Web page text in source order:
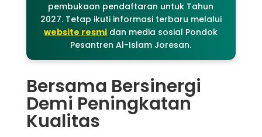
pembukaan pendaftaran untuk Tahun
2027. Tetap ikuti informasi terbaru melalui
website resmi dan media sosial Pondok
Pesantren Al-Islam Joresan.
Bersama Bersinergi
Demi Peningkatan
Kualitas